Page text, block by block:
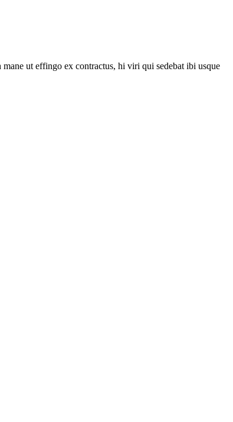
ut effingo ex contractus, hi viri qui sedebat ibi usque